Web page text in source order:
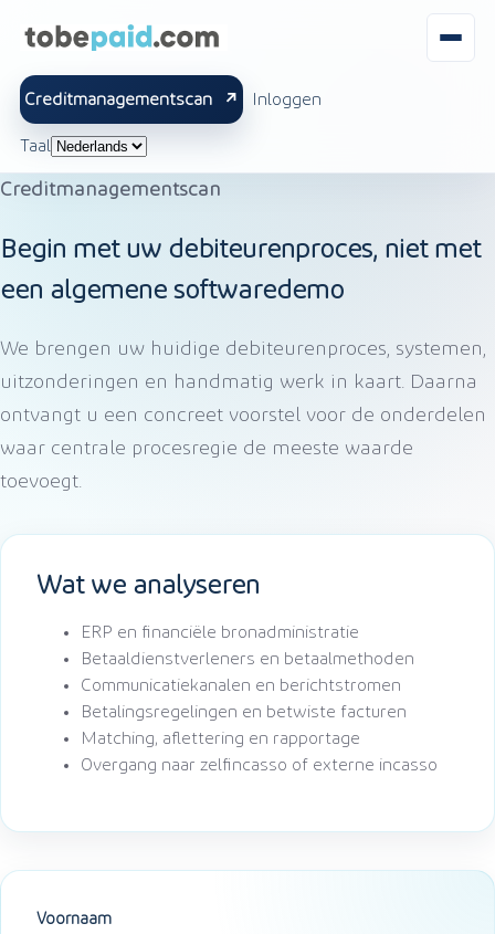
Creditmanagementscan Inloggen
Taal
Creditmanagementscan
Begin met uw debiteurenproces, niet met
een algemene softwaredemo
We brengen uw huidige debiteurenproces, systemen,
uitzonderingen en handmatig werk in kaart. Daarna
ontvangt u een concreet voorstel voor de onderdelen
waar centrale procesregie de meeste waarde
toevoegt.
Wat we analyseren
ERP en financiële bronadministratie
Betaaldienstverleners en betaalmethoden
Communicatiekanalen en berichtstromen
Betalingsregelingen en betwiste facturen
Matching, aflettering en rapportage
Overgang naar zelfincasso of externe incasso
Voornaam